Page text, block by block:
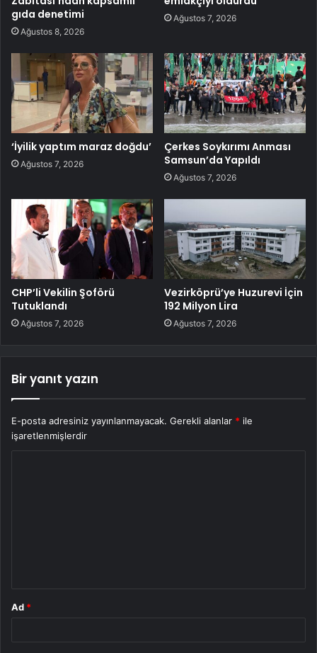
gıda denetimi
Ağustos 8, 2026
Ağustos 7, 2026
‘İyilik yaptım maraz doğdu’
Ağustos 7, 2026
Çerkes Soykırımı Anması
Samsun’da Yapıldı
Ağustos 7, 2026
CHP’li Vekilin Şoförü
Tutuklandı
Ağustos 7, 2026
Vezirköprü’ye Huzurevi İçin
192 Milyon Lira
Ağustos 7, 2026
Bir yanıt yazın
E-posta adresiniz yayınlanmayacak. Gerekli alanlar * ile
işaretlenmişlerdir
Ad *